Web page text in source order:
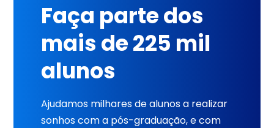
Faça parte dos
mais de 225 mil
alunos
Ajudamos milhares de alunos a realizar
sonhos com a pós-graduação, e com